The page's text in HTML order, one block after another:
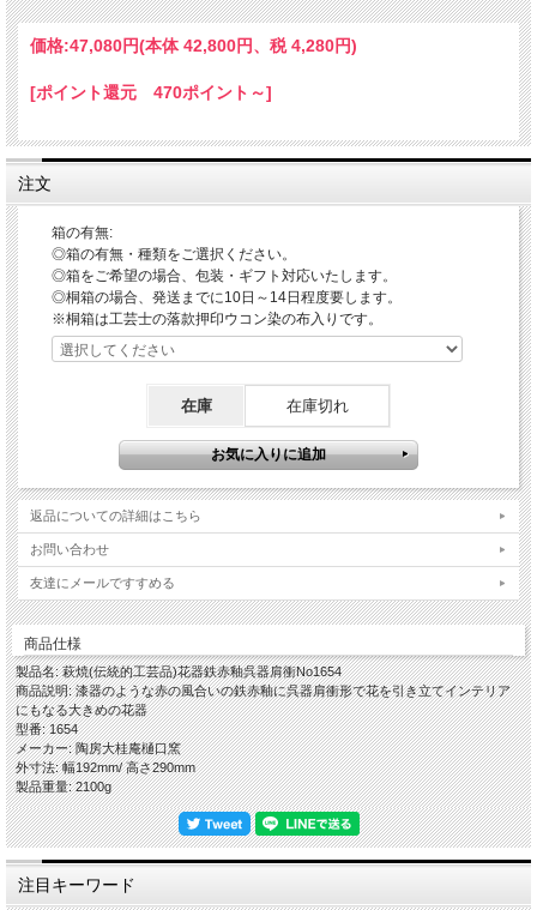
◎基本的に筒形で、肩がやや角ばった伝統的な肩衝(かたつき)という形にもなって
◎色合いは鉄赤釉という作風によるもので、流れやすい釉薬のため渋い赤を基本に
釉薬だれがある面白い味わいがある場合や、マットな風合いのこともあります。
◎安定感がありますので、リビング・和室など多様な場所に置くことができます。
◎花器としてはさりげない生け方やボリュームのあるアレンジなどができ、インテ
リアとしてそのまま置いておいても存在感があります。
◎口径が大きめですので、底に入る程度の剣山・適度にカットしたオアシス・ワイ
(※剣山をご使用の際は、花入れが破損しないようお取り扱いにご注意ください。)
◎外寸法 ・本体径約19.2cm ・高さ約29.0cm ・重量約2100
「鉄赤釉という作風」
伝統的工芸品萩焼の指定材料にある萩焼の基本となる「大道土」で水曳きし、乾燥
させながら高台や高台脇を削り全体の形を整えしっかり乾燥させて素焼きをし、鉄
っかりチェックして完成となります。
萩焼の中でも朱系の色はとても珍しい作風ですが、実は古萩の中にも残っており、
釉薬は水分を含んでいますからその都度濃度が微妙に違ってきますし、釉薬掛けは
人間の手で一つ一つしますので掛け具合も微妙に違いますし、湯呑のような高さの
あるものと皿のような平の器でも違います。
この釉薬は流れやすいという特徴があり、艶のある風合いのこともあれば漆器をイ
メージするようなマットの風合いのこともあり、鉄赤釉は窯出ししてみなければそ
の出来具合がわからないおもしろい作風のひとつです。
…………………………………………………………………………………………………
…
【作品に関して】
萩焼伝統工芸士・樋口大桂が伝統的工芸品萩焼としての規約を遵守し、国産の天然
原材料を使い全工程を手作業でしております。寸法・重量・色合い・風合いが一つ
一つ微妙に違いますので、悪しからずご了承くださいませ。
出来るだけ色や質感がわかりやすいように複数の照明や白の背景板を使って撮影し
てますが、照明の映り込みが多くある際は風合いを損ねない程度の修正・補正・加
工をし、逆に修正が難しい場合はそのままにしていることもございますので、悪し
からずご了承ください。
【在庫について】
当店は実店舗と自社サイトにて在庫を共有しておりますので、ご注文のタイミング
によって在庫切れの場合は悪しからずご容赦くださいませ。
【荷造り・発送について】
価格:47,080円(本体 42,800円、税 4,280円)
[ポイント還元 470ポイント～]
注文
箱の有無:
◎箱の有無・種類をご選択ください。
◎箱をご希望の場合、包装・ギフト対応いたします。
◎桐箱の場合、発送までに10日～14日程度要します。
※桐箱は工芸士の落款押印ウコン染の布入りです。
在庫 在庫切れ
返品についての詳細はこちら
お問い合わせ
友達にメールですすめる
商品仕様
製品名: 萩焼(伝統的工芸品)花器鉄赤釉呉器肩衝No1654
商品説明: 漆器のような赤の風合いの鉄赤釉に呉器肩衝形で花を引き立てインテリア
にもなる大きめの花器
型番: 1654
メーカー: 陶房大桂庵樋口窯
外寸法: 幅192mm/ 高さ290mm
製品重量: 2100g
注目キーワード